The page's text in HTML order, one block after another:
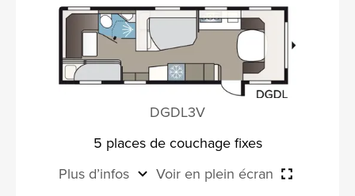
DGDL3V
5 places de couchage fixes
Plus d’infos
Voir en plein écran